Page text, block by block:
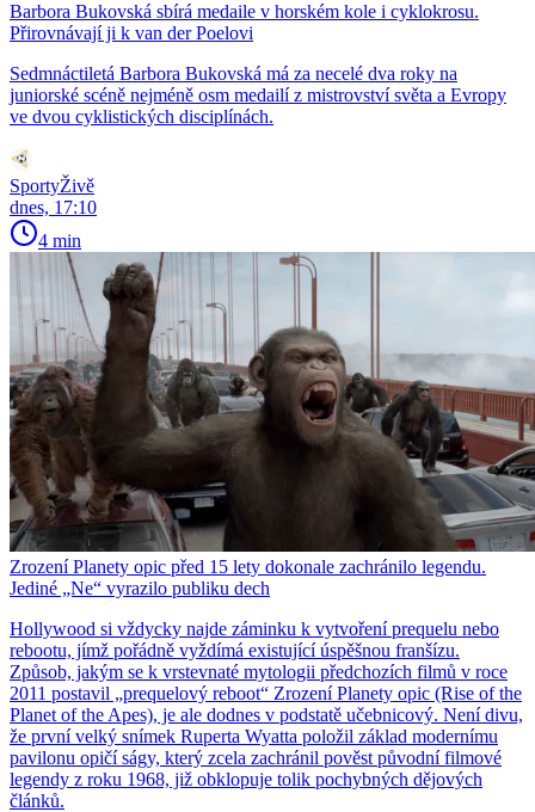
Barbora Bukovská sbírá medaile v horském kole i cyklokrosu.
Přirovnávají ji k van der Poelovi
Sedmnáctiletá Barbora Bukovská má za necelé dva roky na
juniorské scéně nejméně osm medailí z mistrovství světa a Evropy
ve dvou cyklistických disciplínách.
SportyŽivě
dnes, 17:10
4 min
Zrození Planety opic před 15 lety dokonale zachránilo legendu.
Jediné „Ne“ vyrazilo publiku dech
Hollywood si vždycky najde záminku k vytvoření prequelu nebo
rebootu, jímž pořádně vyždímá existující úspěšnou franšízu.
Způsob, jakým se k vrstevnaté mytologii předchozích filmů v roce
2011 postavil „prequelový reboot“ Zrození Planety opic (Rise of the
Planet of the Apes), je ale dodnes v podstatě učebnicový. Není divu,
že první velký snímek Ruperta Wyatta položil základ modernímu
pavilonu opičí ságy, který zcela zachránil pověst původní filmové
legendy z roku 1968, již obklopuje tolik pochybných dějových
článků.